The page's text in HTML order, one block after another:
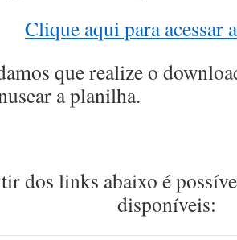
Clique aqui para acessar
que realize o
a planilha.
dos links abaixo é
disponíveis: